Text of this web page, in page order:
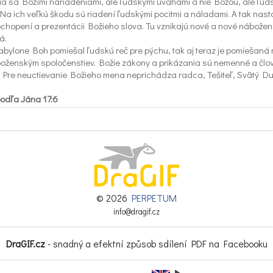
ich veľkú škodu sú riadení ľudskými pocitmi a náladami. A tak
a prezentácii Božieho slova. Tu vznikajú nové a nové
Boh pomiešal ľudskú reč pre pýchu, tak aj teraz je pomiešaná
spoločenstiev. Božie zákony a prikázania sú nemenné a
Pre neuctievanie Božieho mena neprichádza radca, Tešiteľ, Svätý
Jána 17:6
som zjavil ľuďom, ktorých si mi dal zo sveta. Tvoji boli a dal si ich mne
slová. „
kto mi hovorí: ‚Pane, Pane,‘ vojde do nebeského kráľovstva, ale iba ten,
Otca, ktorý je na nebesiach.“
rôzne ľudské, nie Duchom Svätým riadené výklady Svätého Písma.
nejaké bájky. Božie slovo, ktoré čítajú, počúvajú síce mení ich životy
ale nie je to radikálne a len čiastočné.
pravdu a múdrosť Svätého Písma. A teraz v spoločnej radosti a
jeho veľké dielo.
© 2026 PERPETUM
info@dragif.cz
DraGIF.cz- snadný a efektní způsob sdílení PDF na Facebooku